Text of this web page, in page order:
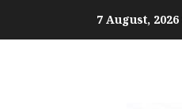
7 August, 2026